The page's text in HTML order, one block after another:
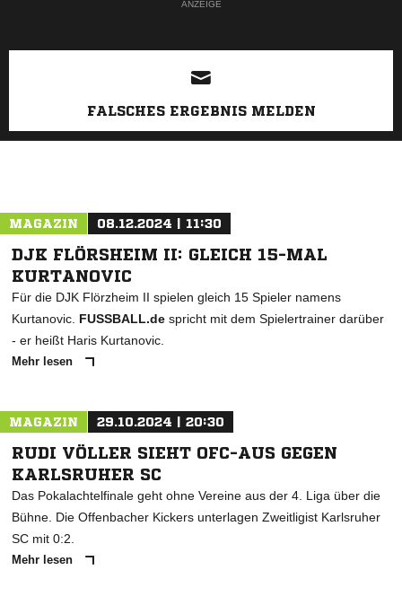
ANZEIGE
FALSCHES ERGEBNIS MELDEN
MAGAZIN 08.12.2024 | 11:30
DJK FLÖRSHEIM II: GLEICH 15-MAL
KURTANOVIC
Für die DJK Flörzheim II spielen gleich 15 Spieler namens
Kurtanovic. FUSSBALL.de spricht mit dem Spielertrainer darüber
- er heißt Haris Kurtanovic.
Mehr lesen
MAGAZIN 29.10.2024 | 20:30
RUDI VÖLLER SIEHT OFC-AUS GEGEN
KARLSRUHER SC
Das Pokalachtelfinale geht ohne Vereine aus der 4. Liga über die
Bühne. Die Offenbacher Kickers unterlagen Zweitligist Karlsruher
SC mit 0:2.
Mehr lesen